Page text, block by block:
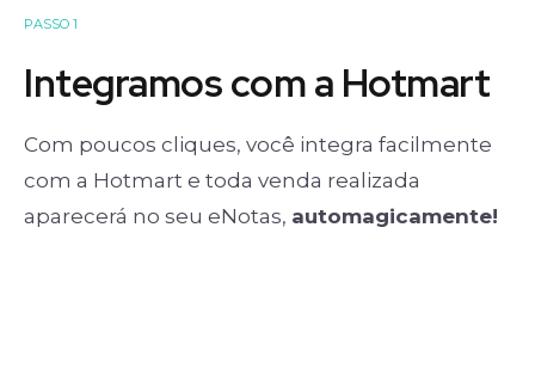
PASSO 1
Integramos com a Hotmart
Com poucos cliques, você integra facilmente
com a Hotmart e toda venda realizada
aparecerá no seu eNotas, automagicamente!